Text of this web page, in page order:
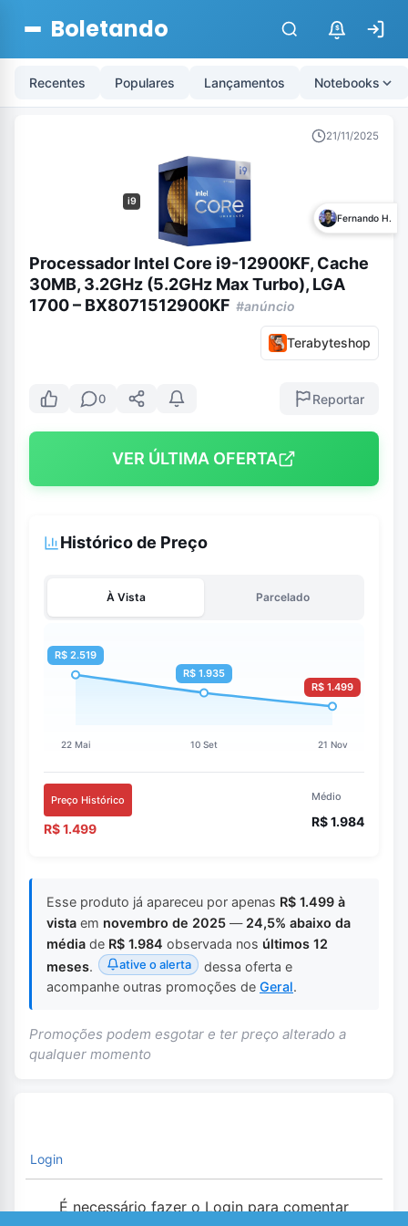
Boletando $
Recentes Populares Lançamentos Notebooks
21/11/2025
i9
Fernando H.
Processador Intel Core i9-12900KF, Cache
30MB, 3.2GHz (5.2GHz Max Turbo), LGA
1700 – BX8071512900KF #anúncio
Terabyteshop
0 Reportar
VER ÚLTIMA OFERTA
Histórico de Preço
À Vista Parcelado
Preço Histórico
R$ 1.499
Médio
R$ 1.984
Esse produto já apareceu por apenas R$ 1.499 à
vista em novembro de 2025 — 24,5% abaixo da
média de R$ 1.984 observada nos últimos 12
meses. ative o alerta
dessa oferta e
acompanhe outras promoções de Geral.
Promoções podem esgotar e ter preço alterado a
qualquer momento
Login
É necessário fazer o Login para comentar